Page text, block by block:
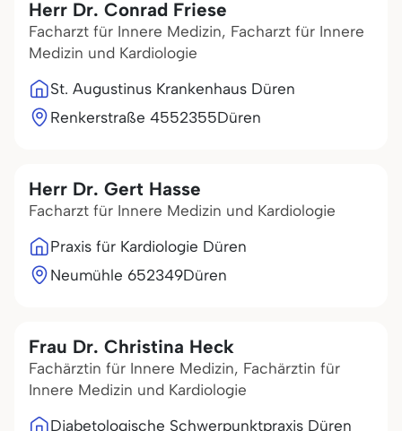
Herr Dr. Conrad Friese
Facharzt für Innere Medizin, Facharzt für Innere
Medizin und Kardiologie
St. Augustinus Krankenhaus Düren
Renkerstraße 4552355Düren
Herr Dr. Gert Hasse
Facharzt für Innere Medizin und Kardiologie
Praxis für Kardiologie Düren
Neumühle 652349Düren
Frau Dr. Christina Heck
Fachärztin für Innere Medizin, Fachärztin für
Innere Medizin und Kardiologie
Diabetologische Schwerpunktpraxis Düren